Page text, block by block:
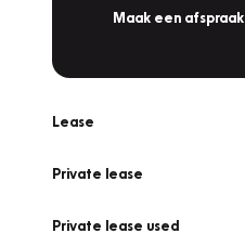
Maak een afspraak
Lease
Private lease
Private lease used